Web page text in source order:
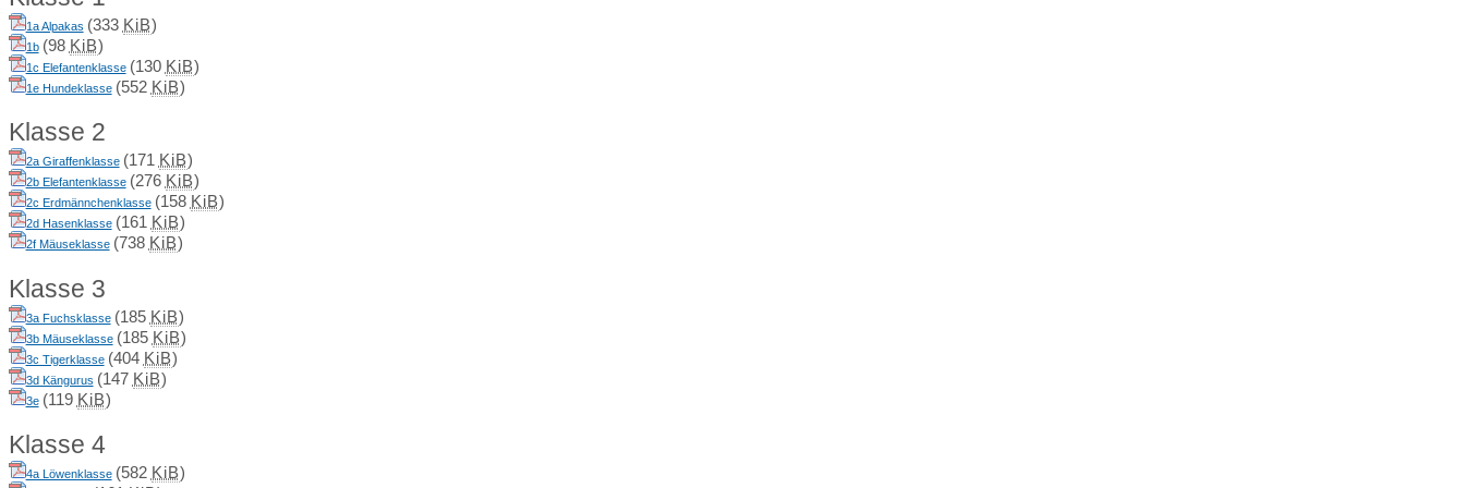
1a Alpakas (333 KiB)
1b (98 KiB)
1c Elefantenklasse (130 KiB)
1e Hundeklasse (552 KiB)
Klasse 2
2a Giraffenklasse (171 KiB)
2b Elefantenklasse (276 KiB)
2c Erdmännchenklasse (158 KiB)
2d Hasenklasse (161 KiB)
2f Mäuseklasse (738 KiB)
Klasse 3
3a Fuchsklasse (185 KiB)
3b Mäuseklasse (185 KiB)
3c Tigerklasse (404 KiB)
3d Kängurus (147 KiB)
3e (119 KiB)
Klasse 4
4a Löwenklasse (582 KiB)